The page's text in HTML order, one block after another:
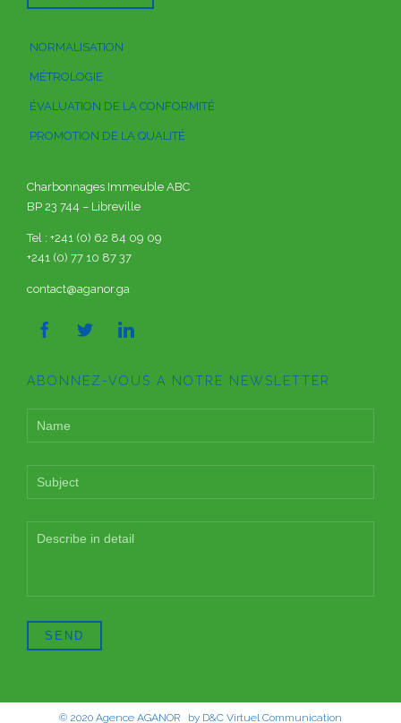
NORMALISATION
MÉTROLOGIE
ÉVALUATION DE LA CONFORMITÉ
PROMOTION DE LA QUALITÉ
Charbonnages Immeuble ABC
BP 23 744 – Libreville
Tel : +241 (0) 62 84 09 09
+241 (0) 77 10 87 37
contact@aganor.ga
  
ABONNEZ-VOUS A NOTRE NEWSLETTER
© 2020 Agence AGANOR by D&C Virtuel Communication